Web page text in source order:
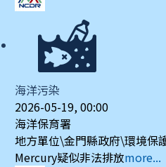
海洋污染
2026-05-19, 00:00
海洋保育署
地方單位\金門縣政府\環境保
Mercury疑似非法排放more...